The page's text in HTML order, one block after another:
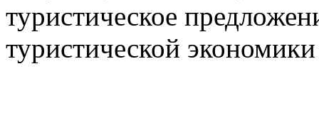
туристическое
туристической